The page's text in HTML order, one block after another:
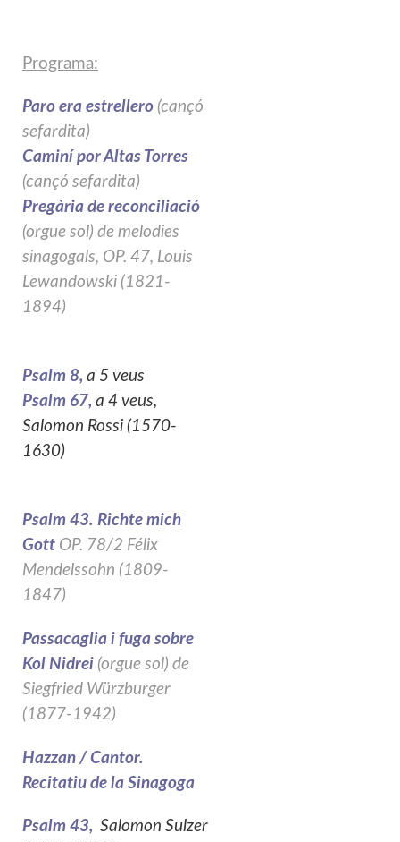
Programa:
Paro era estrellero (cançó
sefardita)
Caminí por Altas Torres
(cançó sefardita)
Pregària de reconciliació
(orgue sol) de melodies
sinagogals, OP. 47, Louis
Lewandowski (1821-
1894)
Psalm 8, a 5 veus
Psalm 67, a 4 veus,
Salomon Rossi (1570-
1630)
Psalm 43. Richte mich
Gott OP. 78/2 Félix
Mendelssohn (1809-
1847)
Passacaglia i fuga sobre
Kol Nidrei (orgue sol) de
Siegfried Würzburger
(1877-1942)
Hazzan / Cantor.
Recitatiu de la Sinagoga
Psalm 43, Salomon Sulzer